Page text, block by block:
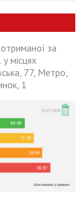
за
місцях
77, Метро,
1